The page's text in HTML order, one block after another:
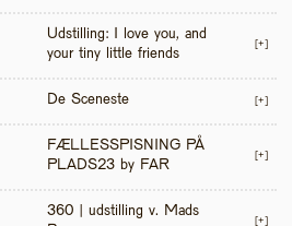
Udstilling: I love you, and
your tiny little friends
[+]
De Sceneste [+]
FÆLLESSPISNING PÅ
PLADS23 by FAR
[+]
360 | udstilling v. Mads
[+]